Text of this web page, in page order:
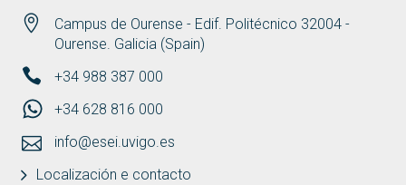
Campus de Ourense - Edif. Politécnico 32004 -
Ourense. Galicia (Spain)
+34 988 387 000
+34 628 816 000
info@esei.uvigo.es
Localización e contacto